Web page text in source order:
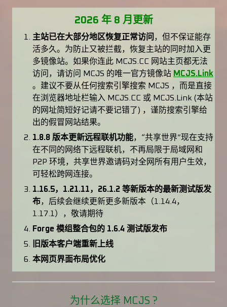
2026 年 8 月更新
主站已在大部分地区恢复正常访问 ，但不保证能存
活多久。为防止又被拦截，恢复主站的同时加入更
多镜像站。如果你连此 MCJS.CC 网站主页都无法
访问，请访问 MCJS 的唯一官方镜像站 MCJS.Link
。建议不要从任何搜索引擎搜索 MCJS ，而是直接
在浏览器地址栏输入 MCJS.CC 或 MCJS.Link (本站
的网址简短好记请不要记错了) ，谨防搜索引擎给
出的假冒网站结果。
1.8.8 版本更新远程联机功能，“共享世界”现在支持
在不同的网络下远程联机，不再局限于局域网和
P2P 环境，共享世界邀请码对全网所有用户生效，
可轻松跨网连接。
1.16.5，1.21.11，26.1.2 等新版本的最新测试版发
布，后续会继续更新更多新版本（1.14.4，
1.17.1），敬请期待
Forge 模组整合包的 1.6.4 测试版发布
旧版本客户端重新上线
本网页界面布局优化
为什么选择 MCJS ?